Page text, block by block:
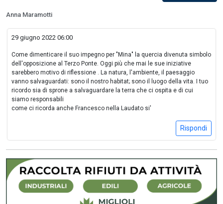
Anna Maramotti
29 giugno 2022 06:00
Come dimenticare il suo impegno per "Mina" la quercia divenuta simbolo
dell'opposizione al Terzo Ponte. Oggi più che mai le sue iniziative
sarebbero motivo di riflessione . La natura, l'ambiente, il paesaggio
vanno salvaguardati: sono il nostro habitat; sono il luogo della vita. I tuo
ricordo sia di sprone a salvaguardare la terra che ci ospita e di cui
siamo responsabili
come ci ricorda anche Francesco nella Laudato si'
Rispondi